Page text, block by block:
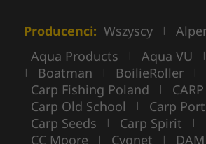
Producenci: Wszyscy |
Aqua Products | Aqua VU |
| Boatman | BoilieRoller |
Carp Fishing Poland |
Carp Old School | Carp
Carp Seeds | Carp Spirit |
CC Moore | Cygnet | DAM